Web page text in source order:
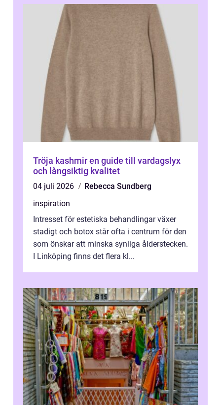
Tröja kashmir en guide till vardagslyx
och långsiktig kvalitet
04 juli 2026
Rebecca Sundberg
inspiration
Intresset för estetiska behandlingar växer
stadigt och botox står ofta i centrum för den
som önskar att minska synliga ålderstecken.
I Linköping finns det flera kl...